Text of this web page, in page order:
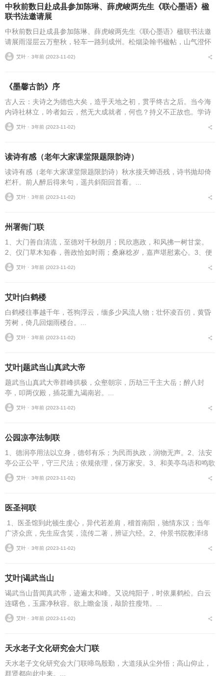
中秋前数日赴成县参加陈琳、薛虎峻两先生《联心墨语》楹
联书法邀请展
中秋前数日赴成县参加陈琳、薛虎峻两先生《联心墨语》楹联书法邀
请展雨湿层云万壑秋，轻车一路到成州。松烟染翰书楹帖，山气澄怀
上画楼。笔可随心真境界，联能生趣自风流。已开俗目酬佳节，久立
厨前意未休。...
艾叶 ⋅ 3年前 (2023-11-02)
《墨馨古韵》序
古人云：夫诗之为德也大矣，造乎天地之初，贯乎终古之后。当今海
内诗社林立，吟者如云，然无大成就者，何也？持义不正故也。学诗
须持二义，一以识为主，二入门须正。识者，悟也。诗道如禅道，禅
道惟在妙悟，诗道亦然...
艾叶 ⋅ 3年前 (2023-11-02)
读诗有感（老年大家课堂限题限韵诗）
读诗有感（老年大家课堂限题限韵诗）秋水接天蝉语残，诗书抛却倚
栏杆。前人醉后得来句，遥共斜阳回首看。...
艾叶 ⋅ 3年前 (2023-11-02)
州署衙门联
1、大门善自清流，至德对千秋朗月；民欣惠政，和风拂一树甘棠。
2、仪门草木知春，善政恰如时雨；桑麻稔岁，嘉声堪慰素心。3、便
门好月一庭横竹影，清风两袖鉴冰心。4、大堂为政务清廉，皓月一轮
悬玉镜：处心须简...
艾叶 ⋅ 3年前 (2023-11-02)
艾叶|白鹤楼
白鹤楼往事越千年，苍狗浮云，缅多少风流人物；壮怀凌百仞，黄昏
芳树，倚几回烟雨楼台。...
艾叶 ⋅ 3年前 (2023-11-02)
艾叶|题武当山真武大帝
题武当山真武大帝群峰拱极，众壑朝宗，历劫三千主大岳；醉八封
亭，叩两仪殿，插花重九谒南岩。...
艾叶 ⋅ 3年前 (2023-11-02)
公园凉亭法制联
1、德润亭用法以立身，德邻有乐；为民而执政，润物无声。2、法安
亭公正公平，守三尺法；依规依理，保万家安。3、和美亭鸟语和鸣歌
善政，花枝作态畅仁风。...
艾叶 ⋅ 3年前 (2023-11-02)
医圣祠联
1、医圣馆到此顿生虔心，异代若差肩，稽首南阳，驰情东汉；当年
广济众庶，先生应含笑，流传二著，辨证六经。2、仲景书院教泽绵
绵，从二著六经入门，尊崇典范；仁心衮衮，耐三冬九夏求学，砥砺
清修。3...
艾叶 ⋅ 3年前 (2023-11-02)
艾叶|谒武当山
谒武当山昔闻真武帝，迹遍太和峰。又说纯阳子，时依巢鹤松。白云
连曙色，玉露净秋容。欲上瞻金顶，敲阶拄瘦筇。...
艾叶 ⋅ 3年前 (2023-11-02)
天水老子文化研究会大门联
天水老子文化研究会大门联啼鸟殷勤，大道须从尘外悟；高山仰止，
群贤都向此中来。...